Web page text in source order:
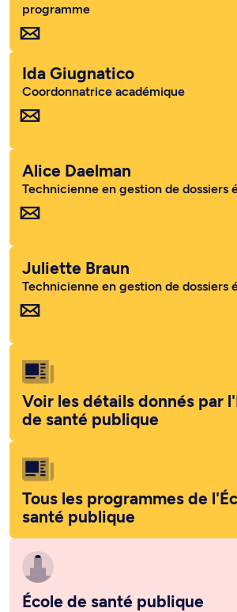
programme
Ida Giugnatico
Coordonnatrice académique
Alice Daelman
Technicienne en gestion de dossiers
Juliette Braun
Technicienne en gestion de dossiers
Voir les détails donnés par
de santé publique
Tous les programmes de
santé publique
École de santé publique